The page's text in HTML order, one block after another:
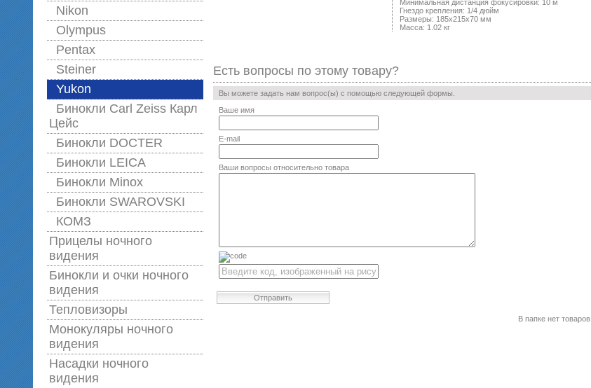
Nikon
Olympus
Pentax
Steiner
Yukon
Бинокли Carl Zeiss Карл
Цейс
Бинокли DOCTER
Бинокли LEICA
Бинокли Minox
Бинокли SWAROVSKI
КОМЗ
Прицелы ночного
видения
Бинокли и очки ночного
видения
Тепловизоры
Монокуляры ночного
видения
Насадки ночного
видения
Минимальная дистанция фокусировки: 10 м
Гнездо крепления: 1/4 дюйм
Размеры: 185x215x70 мм
Масса: 1.02 кг
Есть вопросы по этому товару?
Вы можете задать нам вопрос(ы) с помощью следующей формы.
Ваше имя
E-mail
Ваши вопросы относительно товара
Отправить
В папке нет товаров